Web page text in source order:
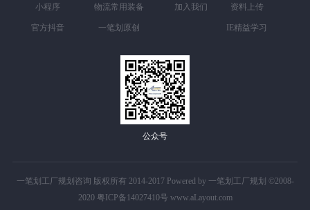
小程序
官方抖音
物流常用装备
一笔划原创
加入我们 资料上传
IE精益学习
公众号
一笔划工厂规划咨询 版权所有 2014-2017 Powered by 一笔划工厂规划 ©2008-
2020 粤ICP备14027410号 www.aLayout.com